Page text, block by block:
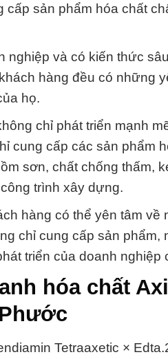
sản phẩm hóa chất
và có kiến thức
hàng đều có những
họ.
chỉ phát triển mạnh
cung cấp các sản phẩm
sơn, chất chống thấm,
trình xây dựng.
hàng có thể yên tâm về
chỉ cung cấp sản phẩm,
triển của doanh nghiệp
hóa chất
Tetraaxetic ×